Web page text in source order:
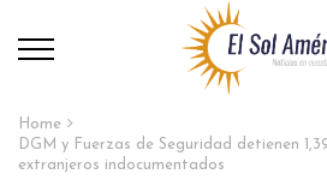
Home
DGM y Fuerzas de Seguridad detienen
extranjeros indocumentados